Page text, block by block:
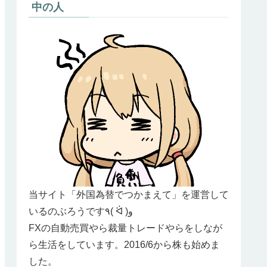
中の人
当サイト「外国為替でつかまえて」を運営して
いるのぶろうです٩( ᐛ )و
FXの自動売買やら裁量トレードやらをしなが
ら生活をしています。2016/6から株も始めま
した。